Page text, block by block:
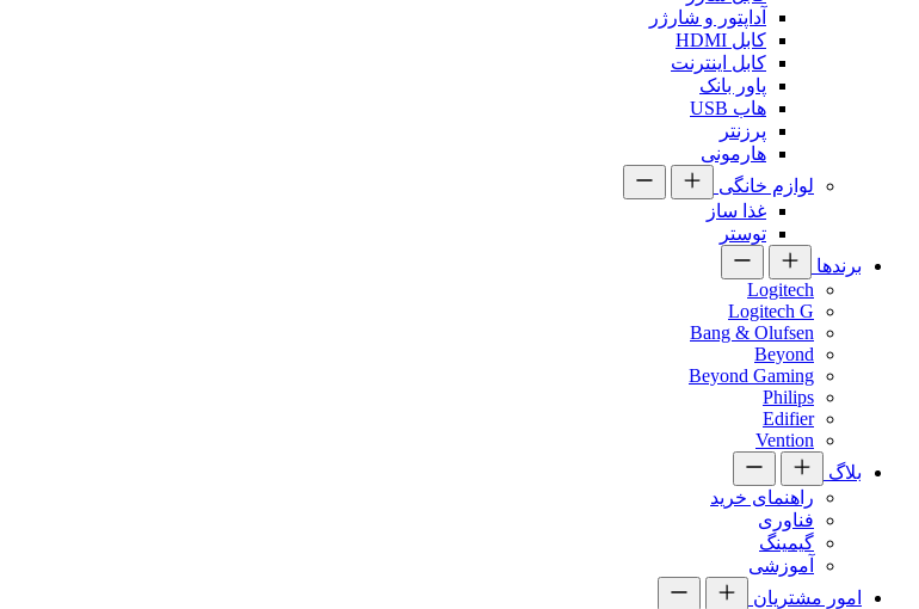
آداپتور و شارژر
کابل HDMI
کابل اینترنت
پاور بانک
هاب USB
پرزنتر
هارمونی
لوازم خانگی
غذا ساز
توستر
برندها
Logitech
Logitech G
Bang & Olufsen
Beyond
Beyond Gaming
Philips
Edifier
Vention
بلاگ
راهنمای خرید
فناوری
گیمینگ
آموزشی
امور مشتریان